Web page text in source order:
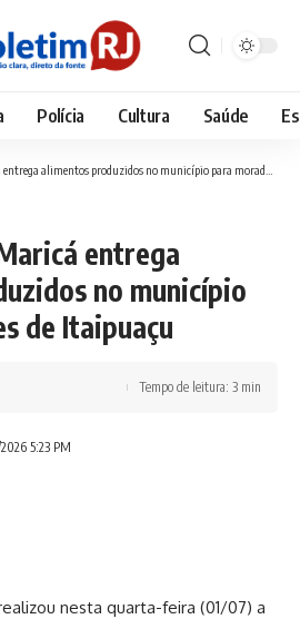
Polícia Cultura Saúde
alimentos produzidos no município para moradores de Itaipuaçu
entrega
no município
de Itaipuaçu
5:23 PM
Tempo de leitura: 3 min
nesta quarta-feira (01/07) a